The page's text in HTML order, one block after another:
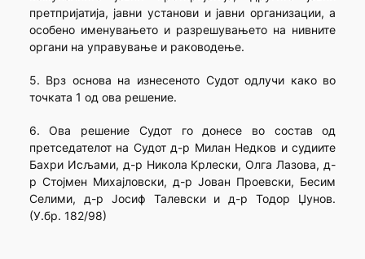
претпријатија, јавни установи и јавни организации, а
особено именувањето и разрешувањето на нивните
органи на управување и раководење.
5. Врз основа на изнесеното Судот одлучи како во
точката 1 од ова решение.
6. Ова решение Судот го донесе во состав од
претседателот на Судот д-р Милан Недков и судиите
Бахри Исљами, д-р Никола Крлески, Олга Лазова, д-
р Стојмен Михајловски, д-р Јован Проевски, Бесим
Селими, д-р Јосиф Талевски и д-р Тодор Џунов.
(У.бр. 182/98)